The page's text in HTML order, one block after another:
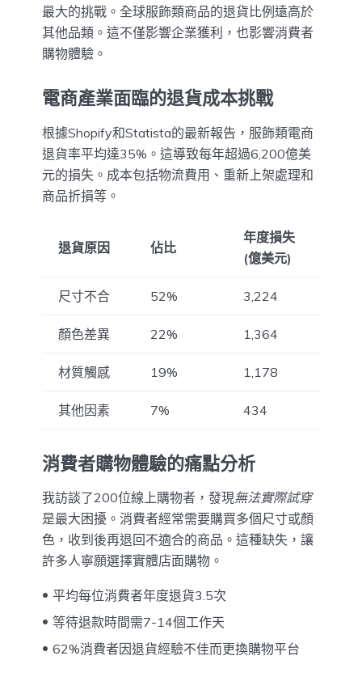
最大的挑戰。全球服飾類商品的退貨比例遠高於
其他品類。這不僅影響企業獲利，也影響消費者
購物體驗。
電商產業面臨的退貨成本挑戰
根據Shopify和Statista的最新報告，服飾類電商
退貨率平均達35%。這導致每年超過6,200億美
元的損失。成本包括物流費用、重新上架處理和
商品折損等。
退貨原因 佔比
年度損失
(億美元)
尺寸不合 52% 3,224
顏色差異 22% 1,364
材質觸感 19% 1,178
其他因素 7% 434
消費者購物體驗的痛點分析
我訪談了200位線上購物者，發現無法實際試穿
是最大困擾。消費者經常需要購買多個尺寸或顏
色，收到後再退回不適合的商品。這種缺失，讓
許多人寧願選擇實體店面購物。
平均每位消費者年度退貨3.5次
等待退款時間需7-14個工作天
62%消費者因退貨經驗不佳而更換購物平台